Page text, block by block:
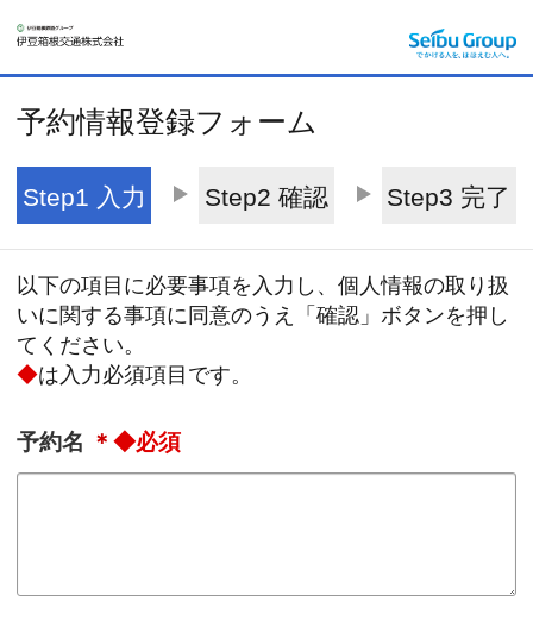
予約情報登録フォーム
Step1 入力 Step2 確認 Step3 完了
以下の項目に必要事項を入力し、個人情報の取り扱
いに関する事項に同意のうえ「確認」ボタンを押し
てください。
◆は入力必須項目です。
予約名 ＊